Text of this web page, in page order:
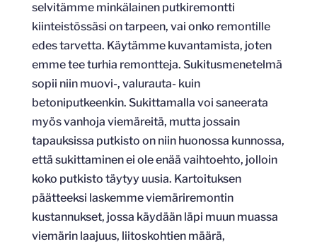
selvitämme minkälainen putkiremontti
kiinteistössäsi on tarpeen, vai onko remontille
edes tarvetta. Käytämme kuvantamista, joten
emme tee turhia remontteja. Sukitusmenetelmä
sopii niin muovi-, valurauta- kuin
betoniputkeenkin. Sukittamalla voi saneerata
myös vanhoja viemäreitä, mutta jossain
tapauksissa putkisto on niin huonossa kunnossa,
että sukittaminen ei ole enää vaihtoehto, jolloin
koko putkisto täytyy uusia. Kartoituksen
päätteeksi laskemme viemäriremontin
kustannukset, jossa käydään läpi muun muassa
viemärin laajuus, liitoskohtien määrä,